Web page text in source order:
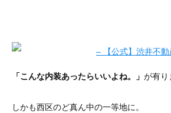
「こんな内装あったらいいよね。」 が有り
しかも西区のど真ん中の一等地に。